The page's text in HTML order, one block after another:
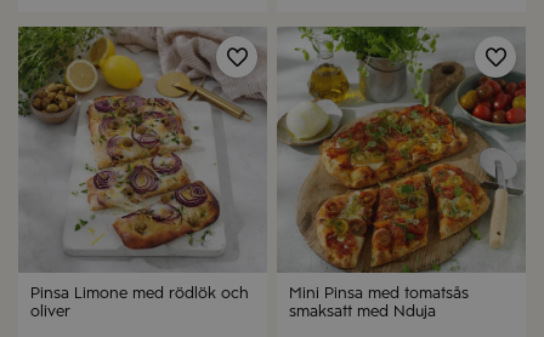
Spara
Pinsa Limone med rödlök och
oliver
Mini Pinsa med tomatsås
smaksatt med Nduja